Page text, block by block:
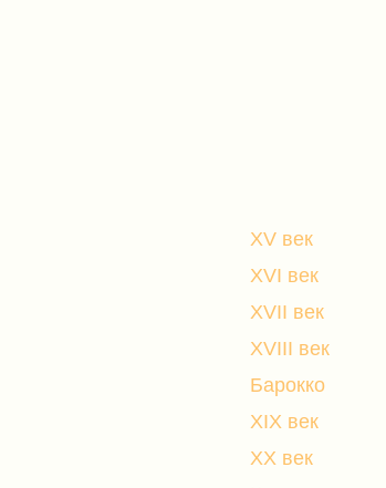
XV век
XVI век
XVII век
XVIII век
Барокко
XIX век
XX век